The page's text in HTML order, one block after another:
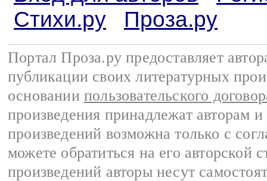
Стихи.ру
Проза.ру
Портал Проза.ру предоставляет
публикации своих литературных
основании пользовательского
произведения принадлежат авторам
произведений возможна только с
можете обратиться на его авторской
произведений авторы несут